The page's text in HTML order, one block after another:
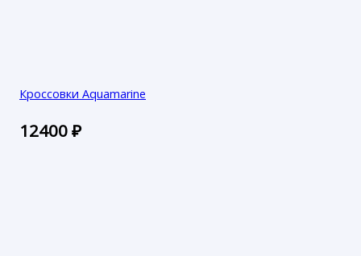
Кроссовки Aquamarine
12400₽